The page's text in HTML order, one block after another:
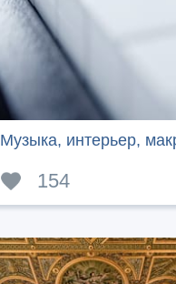
Музыка, интерьер,
154